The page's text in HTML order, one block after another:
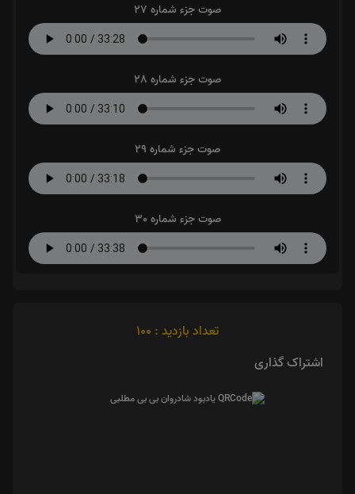
صوت جزء شماره 27
صوت جزء شماره 28
صوت جزء شماره 29
صوت جزء شماره 30
تعداد بازدید : 100
اشتراک گذاری